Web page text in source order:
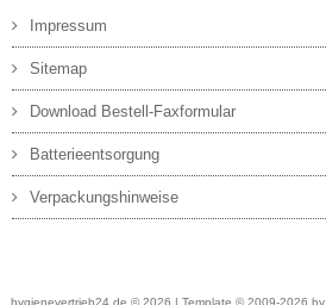
Impressum
Sitemap
Download Bestell-Faxformular
Batterieentsorgung
Verpackungshinweise
hygienevertrieb24.de © 2026 | Template © 2009-2026 by